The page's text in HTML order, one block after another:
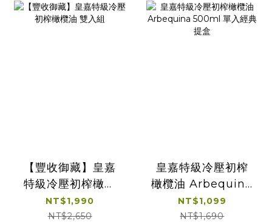
【豐收御藏】皇嘉
特級冷壓初榨橄欖
油 雙入組
NT$1,990
NT$2,650
皇嘉特級冷壓初榨
橄欖油 Arbequina
500ml 單入經典提
盒
NT$1,099
NT$1,690